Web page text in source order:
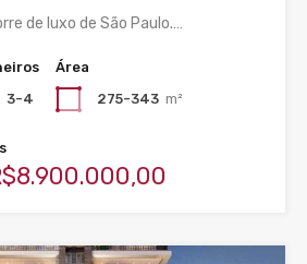
de luxo de São Paulo.…
3-4
Área
275-343 m²